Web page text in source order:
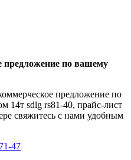
предложение по вашему
предложение по
14т sdlg rs81-40, прайс-лист
свяжитесь с нами удобным
47